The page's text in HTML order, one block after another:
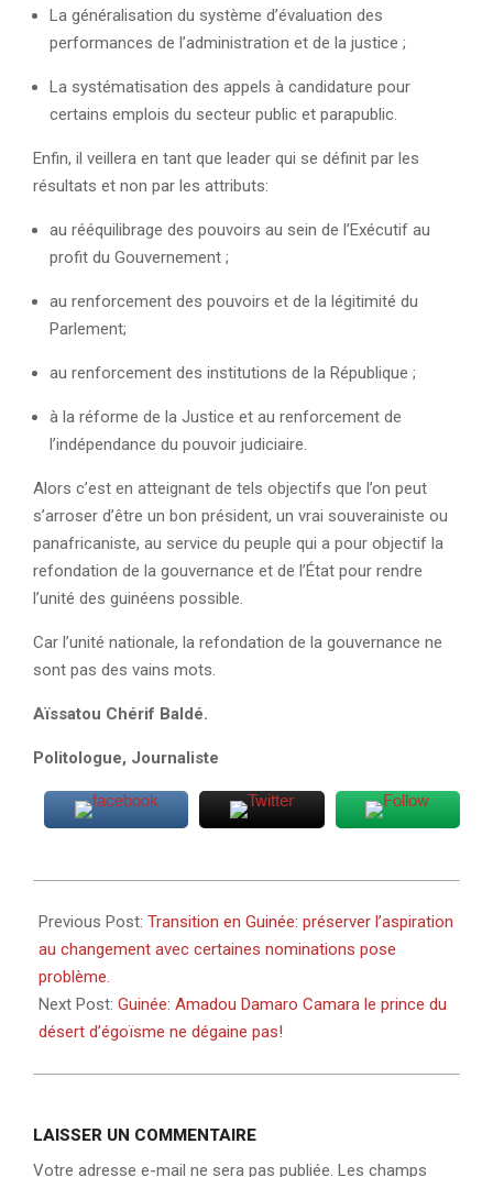
La généralisation du système d’évaluation des
performances de l’administration et de la justice ;
La systématisation des appels à candidature pour
certains emplois du secteur public et parapublic.
Enfin, il veillera en tant que leader qui se définit par les
résultats et non par les attributs:
au rééquilibrage des pouvoirs au sein de l’Exécutif au
profit du Gouvernement ;
au renforcement des pouvoirs et de la légitimité du
Parlement;
au renforcement des institutions de la République ;
à la réforme de la Justice et au renforcement de
l’indépendance du pouvoir judiciaire.
Alors c’est en atteignant de tels objectifs que l’on peut
s’arroser d’être un bon président, un vrai souverainiste ou
panafricaniste, au service du peuple qui a pour objectif la
refondation de la gouvernance et de l’État pour rendre
l’unité des guinéens possible.
Car l’unité nationale, la refondation de la gouvernance ne
sont pas des vains mots.
Aïssatou Chérif Baldé.
Politologue, Journaliste
11-
03
Previous Post: Transition en Guinée: préserver l’aspiration
au changement avec certaines nominations pose
problème.
Next Post: Guinée: Amadou Damaro Camara le prince du
désert d’égoïsme ne dégaine pas!
LAISSER UN COMMENTAIRE
Votre adresse e-mail ne sera pas publiée. Les champs